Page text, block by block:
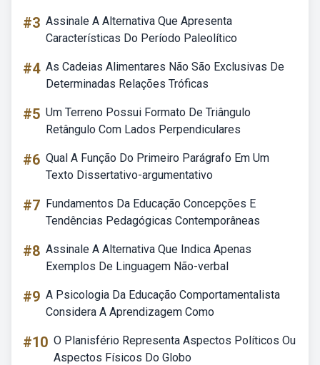
#3 Assinale A Alternativa Que Apresenta
Características Do Período Paleolítico
#4 As Cadeias Alimentares Não São Exclusivas De
Determinadas Relações Tróficas
#5 Um Terreno Possui Formato De Triângulo
Retângulo Com Lados Perpendiculares
#6 Qual A Função Do Primeiro Parágrafo Em Um
Texto Dissertativo-argumentativo
#7 Fundamentos Da Educação Concepções E
Tendências Pedagógicas Contemporâneas
#8 Assinale A Alternativa Que Indica Apenas
Exemplos De Linguagem Não-verbal
#9 A Psicologia Da Educação Comportamentalista
Considera A Aprendizagem Como
#10 O Planisfério Representa Aspectos Políticos Ou
Aspectos Físicos Do Globo